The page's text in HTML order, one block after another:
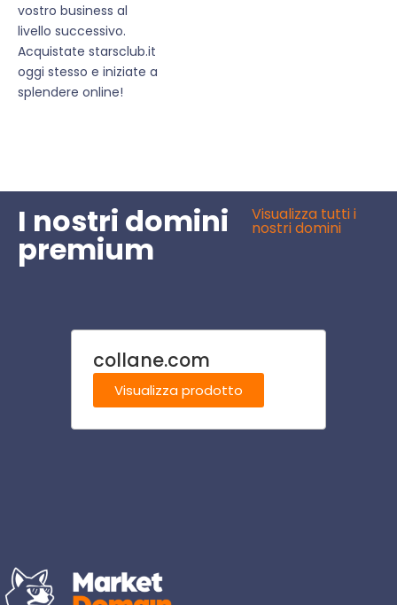
vostro business al
livello successivo.
Acquistate starsclub.it
oggi stesso e iniziate a
splendere online!
I nostri domini
premium
Visualizza tutti i
nostri domini
collane.com
Visualizza prodotto